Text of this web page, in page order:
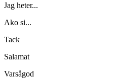
Jag heter...
Ako si...
Tack
Salamat
Varsågod